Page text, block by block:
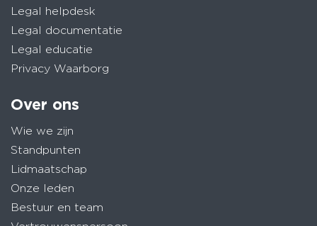
Legal helpdesk
Legal documentatie
Legal educatie
Privacy Waarborg
Over ons
Wie we zijn
Standpunten
Lidmaatschap
Onze leden
Bestuur en team